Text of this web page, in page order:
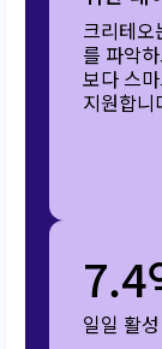
크리테오
를 파악
보다 스
지원합니
7.4
일일 활